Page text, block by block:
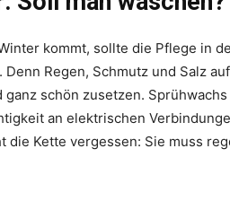
kommt, sollte die Pflege in
Regen, Schmutz und Salz
schön zusetzen.
an elektrischen
die Kette vergessen: Sie muss